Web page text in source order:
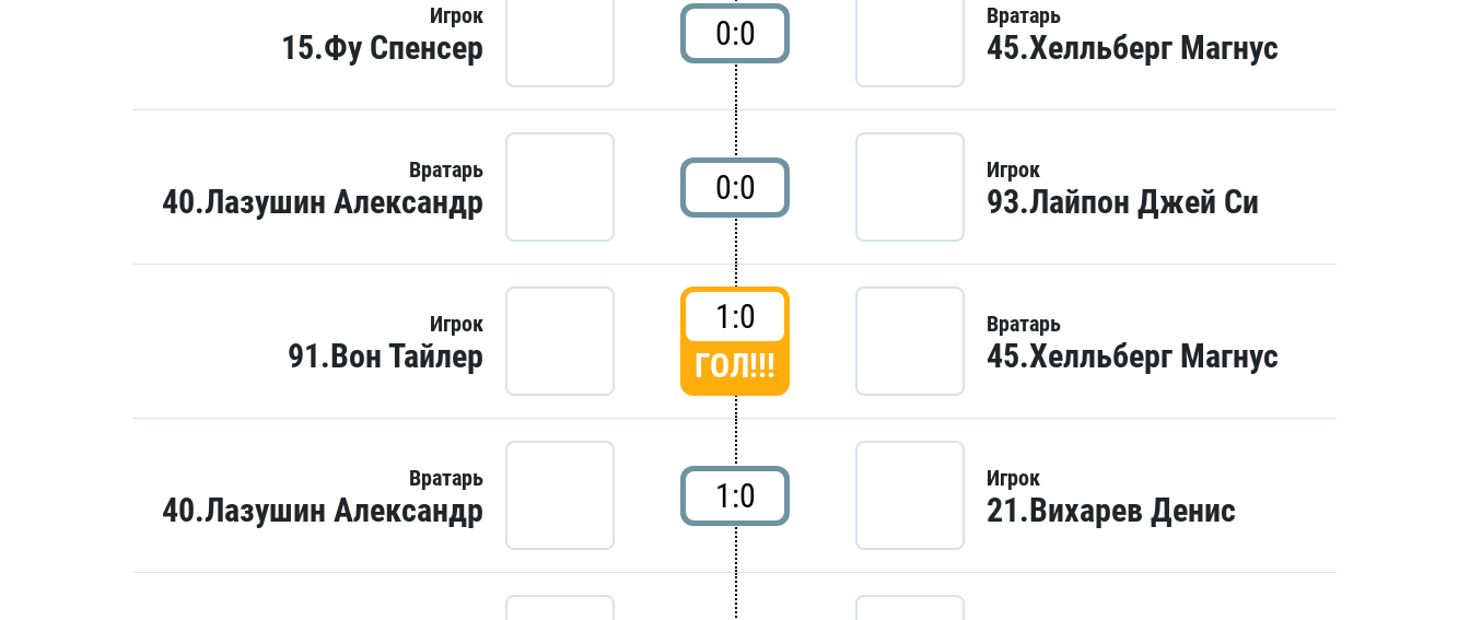
Игрок
15.Фу Спенсер 0:0 Вратарь
45.Хелльберг Магнус
Вратарь
40.Лазушин Александр 0:0 Игрок
93.Лайпон Джей Си
Игрок
91.Вон Тайлер
1:0
ГОЛ!!!
Вратарь
45.Хелльберг Магнус
Вратарь
40.Лазушин Александр 1:0 Игрок
21.Вихарев Денис